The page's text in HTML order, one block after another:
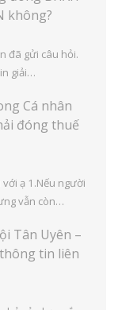
không?
đã gửi câu hỏi.
giải…
Cá nhân
đóng thuế
ạ 1.Nếu người
vẫn còn…
Tân Uyên –
tin liên